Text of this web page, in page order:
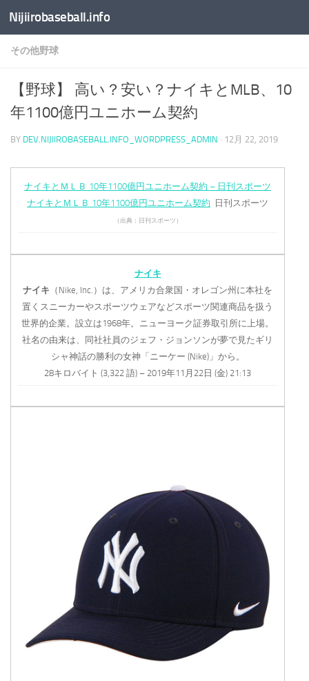
コンテンツへスキップ
Nijiirobaseball.info
その他野球
【野球】 高い？安い？ナイキとMLB、10
年1100億円ユニホーム契約
BY DEV.NIJIIROBASEBALL.INFO_WORDPRESS_ADMIN · 12月 22, 2019
ナイキとＭＬＢ 10年1100億円ユニホーム契約 – 日刊スポーツ
ナイキとＭＬＢ 10年1100億円ユニホーム契約
日刊スポーツ
（出典：日刊スポーツ）
ナイキ
ナイキ （Nike, Inc.）は、アメリカ合衆国・オレゴン州に本社を
置くスニーカーやスポーツウェアなどスポーツ関連商品を扱う
世界的企業。設立は1968年。ニューヨーク証券取引所に上場。
社名の由来は、同社社員のジェフ・ジョンソンが夢で見たギリ
シャ神話の勝利の女神「ニーケー (Nike)」から。
28キロバイト (3,322 語) – 2019年11月22日 (金) 21:13